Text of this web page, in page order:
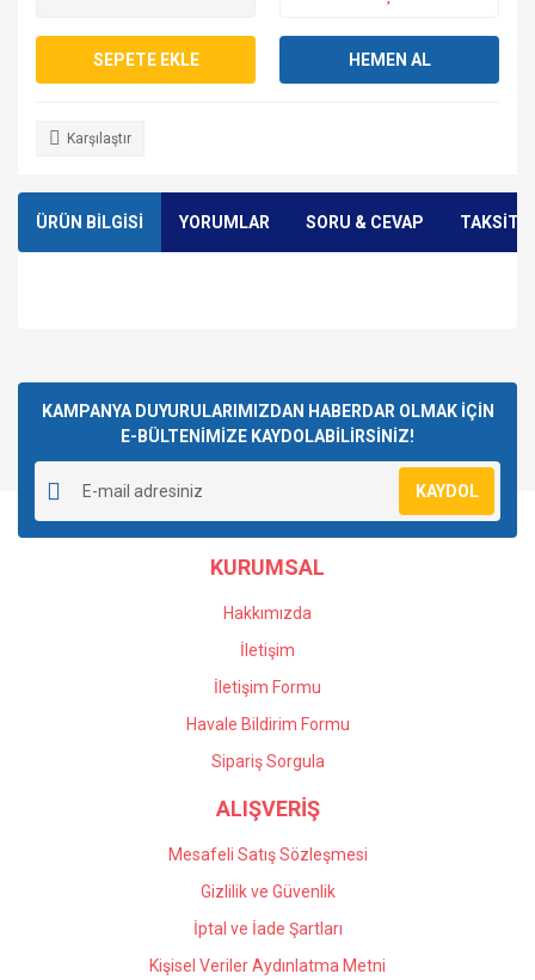
SEPETE EKLE HEMEN AL
Karşılaştır
ÜRÜN BİLGİSİ YORUMLAR SORU & CEVAP TAKSİT
Yorum Yaz
Soru Sor
kullanarak tarafımıza iletebilirsiniz.
Görüş ve önerileriniz için teşekkür ederiz.
Ürün resmi kalitesiz, bozuk veya görüntülenemiyor.
Ürün açıklamasında eksik bilgiler bulunuyor.
Ürün bilgilerinde hatalar bulunuyor.
Ürün fiyatı diğer sitelerden daha pahalı.
Gönder
KAMPANYA DUYURULARIMIZDAN HABERDAR OLMAK İÇİN
E-BÜLTENİMİZE KAYDOLABİLİRSİNİZ!
KAYDOL
KURUMSAL
Hakkımızda
İletişim
İletişim Formu
Havale Bildirim Formu
Sipariş Sorgula
ALIŞVERİŞ
Mesafeli Satış Sözleşmesi
Gizlilik ve Güvenlik
İptal ve İade Şartları
Kişisel Veriler Aydınlatma Metni